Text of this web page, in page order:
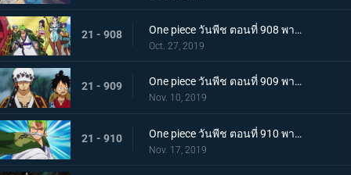
21 - 908 One piece วันพีช ตอนที่ 908 พากย์ไทย เรือสมบัติมาถึงแล้ว ลูฟี่ทาโร่แทนคุณ!
Oct. 27, 2019
21 - 909 One piece วันพีช ตอนที่ 909 พากย์ไทย สุสานแสนลึกลับ การพบกันอีกครั้งที่ซากปราสาทโอเด้ง!
Nov. 10, 2019
21 - 910 One piece วันพีช ตอนที่ 910 พากย์ไทย ซามูไรในตำนาน ชายผู้ที่โรเจอร์หลงใหล!
Nov. 17, 2019